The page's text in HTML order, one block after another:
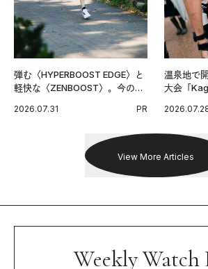
弾む〈HYPERBOOST EDGE〉と
軽快な〈ZENBOOST〉。今の時
出した新機軸。
2026.07.31 PR
温泉地で
大会「
戦を夢見
View More Articles
Weekly Watch